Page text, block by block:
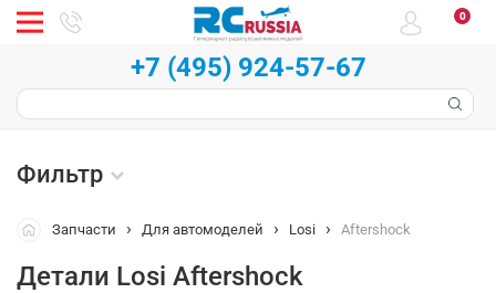
0
+7 (495) 924-57-67
Фильтр
Запчасти Для автомоделей Losi Aftershock
Детали Losi Aftershock